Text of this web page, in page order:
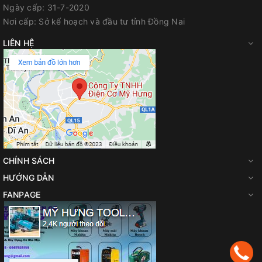
Website:myhungvn.com
Ngày cấp: 31-7-2020
Nơi cấp: Sở kế hoạch và đầu tư tỉnh Đồng Nai
LIÊN HỆ
CHÍNH SÁCH
HƯỚNG DẪN
FANPAGE